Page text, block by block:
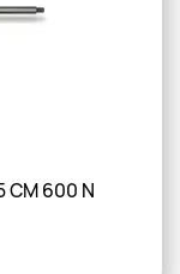
CM 600 N